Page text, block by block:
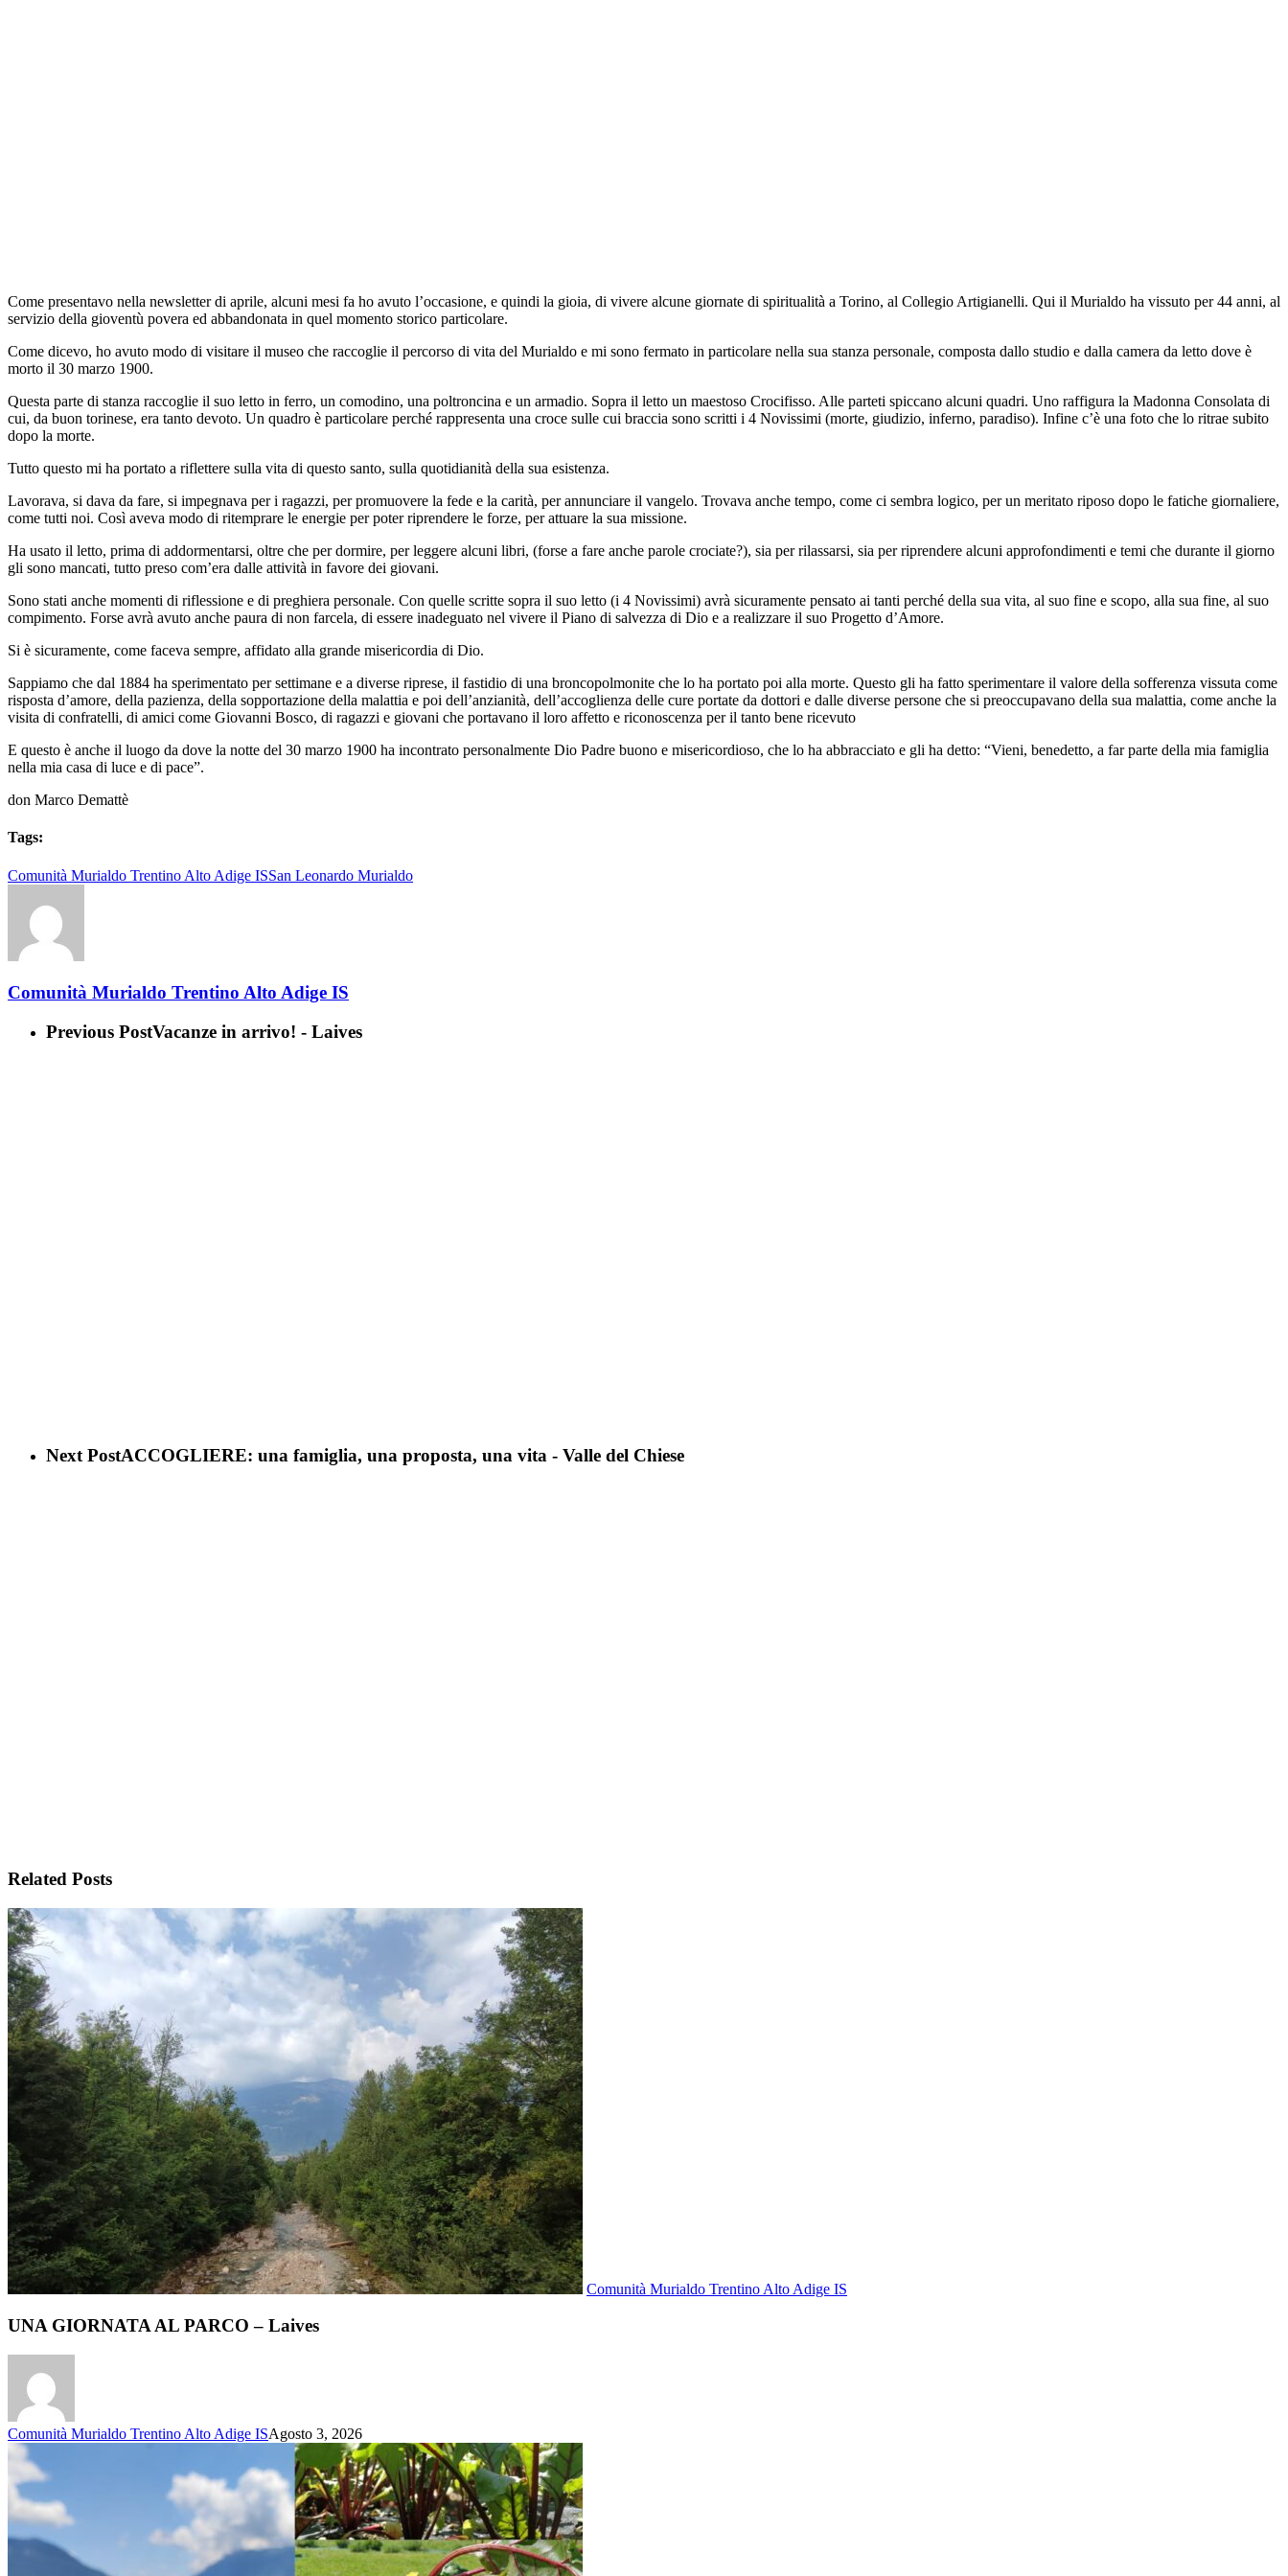
Come presentavo nella newsletter di aprile, alcuni mesi fa ho avuto l’occasione, e quindi la gioia, di vivere alcune giornate di spiritualità a Torino, al Collegio Artigianelli. Qui il Murialdo ha vissuto per 44 anni, al
servizio della gioventù povera ed abbandonata in quel momento storico particolare.
Come dicevo, ho avuto modo di visitare il museo che raccoglie il percorso di vita del Murialdo e mi sono fermato in particolare nella sua stanza personale, composta dallo studio e dalla camera da letto dove è
morto il 30 marzo 1900.
Questa parte di stanza raccoglie il suo letto in ferro, un comodino, una poltroncina e un armadio. Sopra il letto un maestoso Crocifisso. Alle parteti spiccano alcuni quadri. Uno raffigura la Madonna Consolata di
cui, da buon torinese, era tanto devoto. Un quadro è particolare perché rappresenta una croce sulle cui braccia sono scritti i 4 Novissimi (morte, giudizio, inferno, paradiso). Infine c’è una foto che lo ritrae subito
dopo la morte.
Tutto questo mi ha portato a riflettere sulla vita di questo santo, sulla quotidianità della sua esistenza.
Lavorava, si dava da fare, si impegnava per i ragazzi, per promuovere la fede e la carità, per annunciare il vangelo. Trovava anche tempo, come ci sembra logico, per un meritato riposo dopo le fatiche giornaliere,
come tutti noi. Così aveva modo di ritemprare le energie per poter riprendere le forze, per attuare la sua missione.
Ha usato il letto, prima di addormentarsi, oltre che per dormire, per leggere alcuni libri, (forse a fare anche parole crociate?), sia per rilassarsi, sia per riprendere alcuni approfondimenti e temi che durante il giorno
gli sono mancati, tutto preso com’era dalle attività in favore dei giovani.
Sono stati anche momenti di riflessione e di preghiera personale. Con quelle scritte sopra il suo letto (i 4 Novissimi) avrà sicuramente pensato ai tanti perché della sua vita, al suo fine e scopo, alla sua fine, al suo
compimento. Forse avrà avuto anche paura di non farcela, di essere inadeguato nel vivere il Piano di salvezza di Dio e a realizzare il suo Progetto d’Amore.
Si è sicuramente, come faceva sempre, affidato alla grande misericordia di Dio.
Sappiamo che dal 1884 ha sperimentato per settimane e a diverse riprese, il fastidio di una broncopolmonite che lo ha portato poi alla morte. Questo gli ha fatto sperimentare il valore della sofferenza vissuta come
risposta d’amore, della pazienza, della sopportazione della malattia e poi dell’anzianità, dell’accoglienza delle cure portate da dottori e dalle diverse persone che si preoccupavano della sua malattia, come anche la
visita di confratelli, di amici come Giovanni Bosco, di ragazzi e giovani che portavano il loro affetto e riconoscenza per il tanto bene ricevuto
E questo è anche il luogo da dove la notte del 30 marzo 1900 ha incontrato personalmente Dio Padre buono e misericordioso, che lo ha abbracciato e gli ha detto: “Vieni, benedetto, a far parte della mia famiglia
nella mia casa di luce e di pace”.
don Marco Demattè
Tags:
Comunità Murialdo Trentino Alto Adige ISSan Leonardo Murialdo
Comunità Murialdo Trentino Alto Adige IS
Previous PostVacanze in arrivo! - Laives
Next PostACCOGLIERE: una famiglia, una proposta, una vita - Valle del Chiese
Related Posts
Comunità Murialdo Trentino Alto Adige IS
UNA GIORNATA AL PARCO – Laives
Comunità Murialdo Trentino Alto Adige ISAgosto 3, 2026